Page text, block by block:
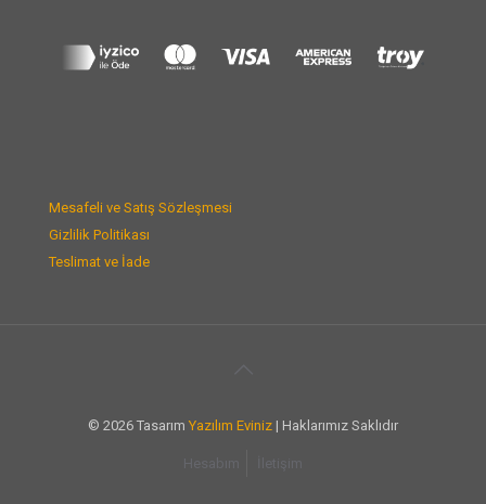
Mesafeli ve Satış Sözleşmesi
Gizlilik Politikası
Teslimat ve İade
© 2026 Tasarım Yazılım Eviniz | Haklarımız Saklıdır
Hesabım İletişim